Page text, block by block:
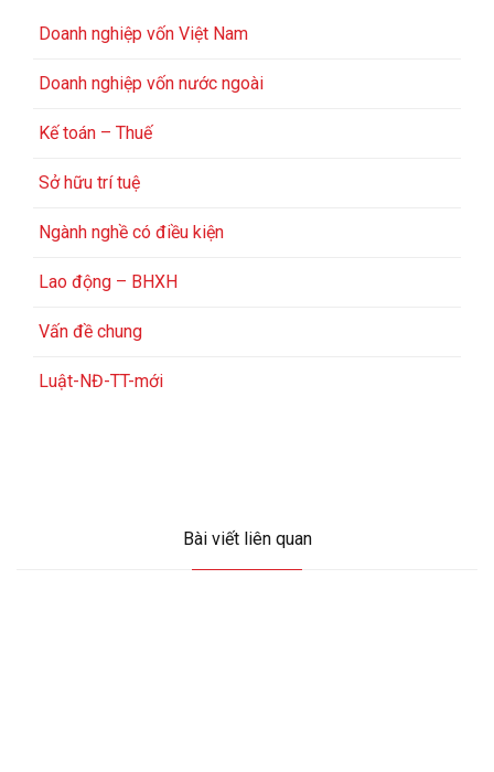
Doanh nghiệp vốn Việt Nam
Doanh nghiệp vốn nước ngoài
Kế toán – Thuế
Sở hữu trí tuệ
Ngành nghề có điều kiện
Lao động – BHXH
Vấn đề chung
Luật-NĐ-TT-mới
Bài viết liên quan